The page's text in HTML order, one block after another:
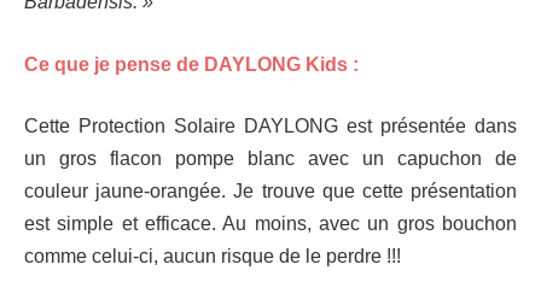
Ce que je pense de DAYLONG Kids :
Cette Protection Solaire DAYLONG est présentée dans
un gros flacon pompe blanc avec un capuchon de
couleur jaune-orangée. Je trouve que cette présentation
est simple et efficace. Au moins, avec un gros bouchon
comme celui-ci, aucun risque de le perdre !!!